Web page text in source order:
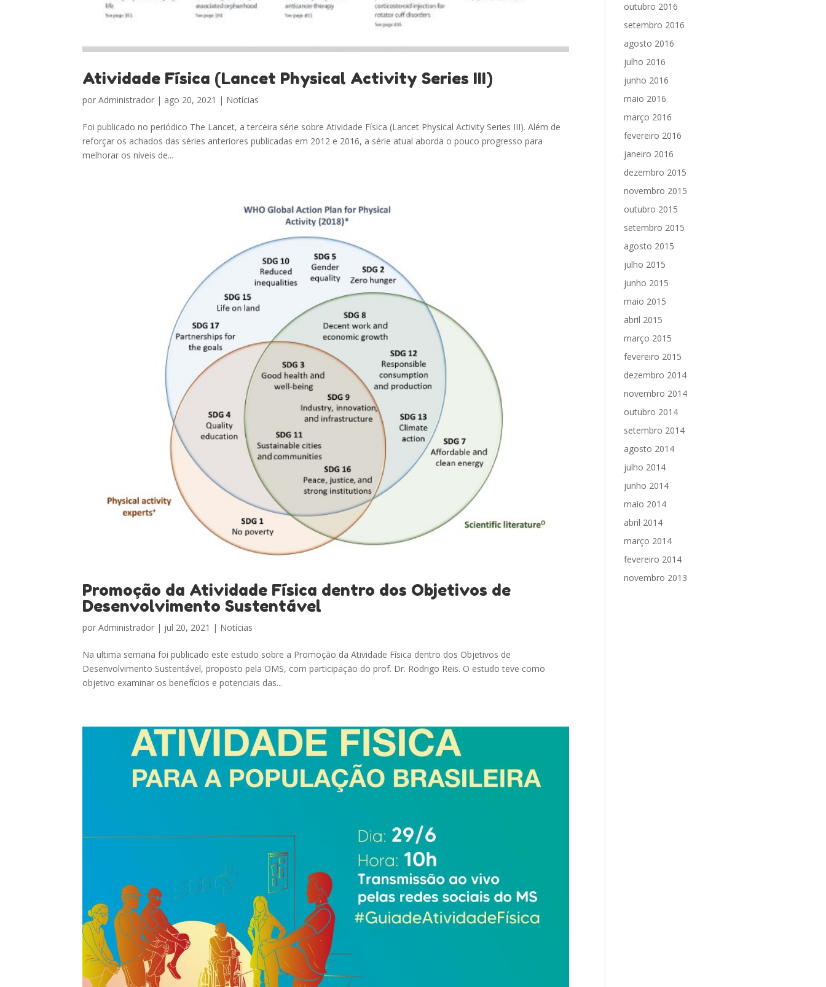
Atividade Física (Lancet Physical Activity Series III)
porAdministrador | ago 20, 2021 | Notícias
Foi publicado no periódico The Lancet, a terceira série sobre Atividade Física (Lancet Physical Activity Series III). Além de
reforçar os achados das séries anteriores publicadas em 2012 e 2016, a série atual aborda o pouco progresso para
melhorar os níveis de...
Promoção da Atividade Física dentro dos Objetivos de
Desenvolvimento Sustentável
porAdministrador | jul 20, 2021 | Notícias
Na ultima semana foi publicado este estudo sobre a Promoção da Atividade Física dentro dos Objetivos de
Desenvolvimento Sustentável, proposto pela OMS, com participação do prof. Dr. Rodrigo Reis. O estudo teve como
objetivo examinar os benefícios e potenciais das...
outubro 2016
setembro 2016
agosto 2016
julho 2016
junho 2016
maio 2016
março 2016
fevereiro 2016
janeiro 2016
dezembro 2015
novembro 2015
outubro 2015
setembro 2015
agosto 2015
julho 2015
junho 2015
maio 2015
abril 2015
março 2015
fevereiro 2015
dezembro 2014
novembro 2014
outubro 2014
setembro 2014
agosto 2014
julho 2014
junho 2014
maio 2014
abril 2014
março 2014
fevereiro 2014
novembro 2013